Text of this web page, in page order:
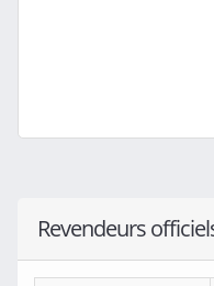
Revendeurs